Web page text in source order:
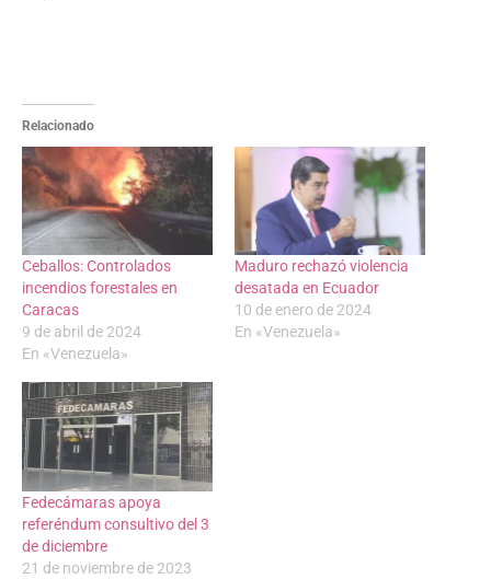
Relacionado
Ceballos: Controlados
incendios forestales en
Caracas
9 de abril de 2024
En «Venezuela»
Maduro rechazó violencia
desatada en Ecuador
10 de enero de 2024
En «Venezuela»
Fedecámaras apoya
referéndum consultivo del 3
de diciembre
21 de noviembre de 2023